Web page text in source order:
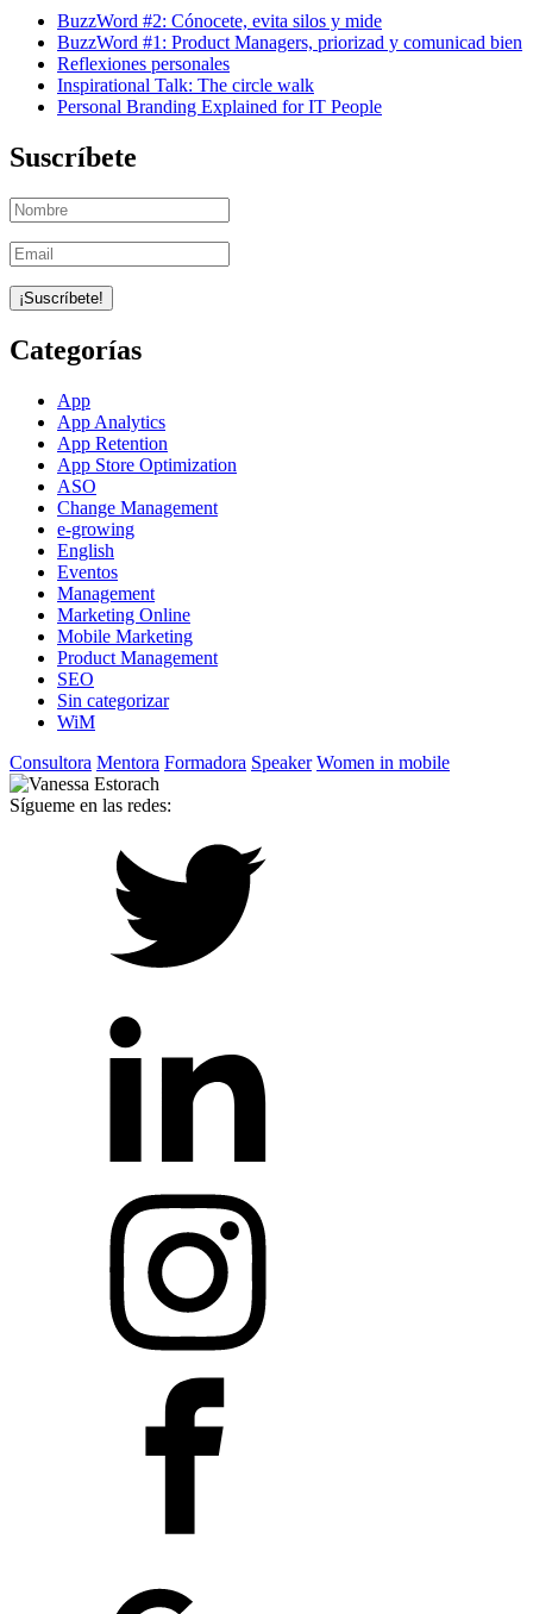
BuzzWord #2: Cónocete, evita silos y mide
BuzzWord #1: Product Managers, priorizad y comunicad bien
Reflexiones personales
Inspirational Talk: The circle walk
Personal Branding Explained for IT People
Suscríbete
Categorías
App
App Analytics
App Retention
App Store Optimization
ASO
Change Management
e-growing
English
Eventos
Management
Marketing Online
Mobile Marketing
Product Management
SEO
Sin categorizar
WiM
Consultora Mentora Formadora Speaker Women in mobile
Sígueme en las redes: